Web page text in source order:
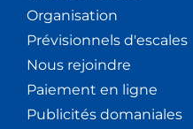
Organisation
Prévisionnels d'escales
Nous rejoindre
Paiement en ligne
Publicités domaniales